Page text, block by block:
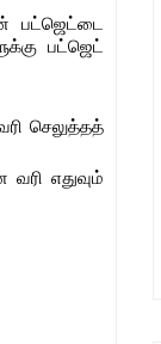
பட்ஜெட்டை
பட்ஜெட்
செலுத்தத்
எதுவும்